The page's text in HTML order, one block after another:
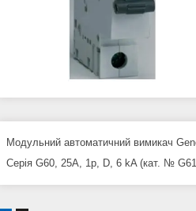
Модульний автоматичний вимикач
Серія G60, 25A, 1p, D, 6 kA (кат. №